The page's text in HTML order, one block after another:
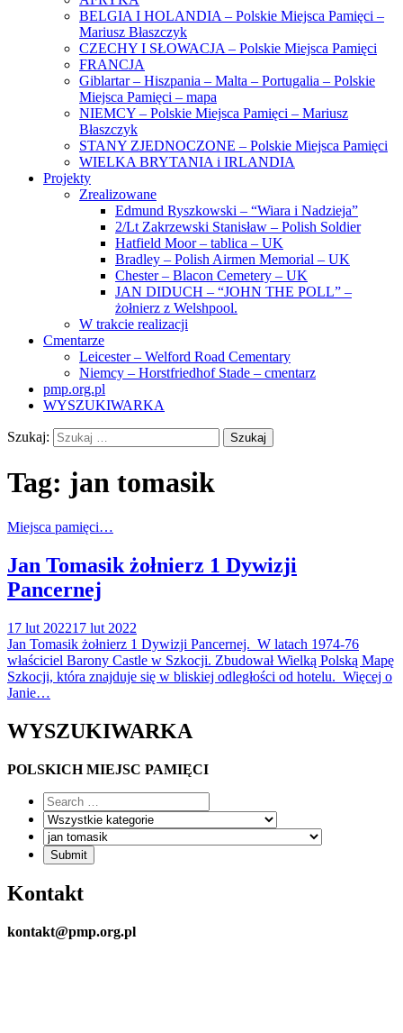
BELGIA I HOLANDIA – Polskie Miejsca Pamięci –
Mariusz Błaszczyk
CZECHY I SŁOWACJA – Polskie Miejsca Pamięci
FRANCJA
Giblartar – Hiszpania – Malta – Portugalia – Polskie
Miejsca Pamięci – mapa
NIEMCY – Polskie Miejsca Pamięci – Mariusz
Błaszczyk
STANY ZJEDNOCZONE – Polskie Miejsca Pamięci
WIELKA BRYTANIA i IRLANDIA
Projekty
Zrealizowane
Edmund Ryszkowski – “Wiara i Nadzieja”
2/Lt Zakrzewski Stanisław – Polish Soldier
Hatfield Moor – tablica – UK
Bradley – Polish Airmen Memorial – UK
Chester – Blacon Cemetery – UK
JAN DIDUCH – “JOHN THE POLL” –
żołnierz z Welshpool.
W trakcie realizacji
Cmentarze
Leicester – Welford Road Cementary
Niemcy – Horstfriedhof Stade – cmentarz
pmp.org.pl
WYSZUKIWARKA
Szukaj:
Tag: jan tomasik
Miejsca pamięci…
Jan Tomasik żołnierz 1 Dywizji
Pancernej
17 lut 202217 lut 2022
Jan Tomasik żołnierz 1 Dywizji Pancernej. W latach 1974-76
właściciel Barony Castle w Szkocji. Zbudował Wielką Polską Mapę
Szkocji, która znajduje się w bliskiej odległości od hotelu. Więcej o
Janie…
WYSZUKIWARKA
POLSKICH MIEJSC PAMIĘCI
Kontakt
kontakt@pmp.org.pl